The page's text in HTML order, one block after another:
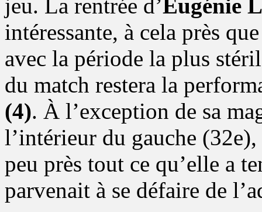
jeu. La rentrée d’Eugénie
intéressante, à cela près
avec la période la plus
du match restera la
(4). À l’exception de sa
l’intérieur du gauche
peu près tout ce qu’elle a
parvenait à se défaire de